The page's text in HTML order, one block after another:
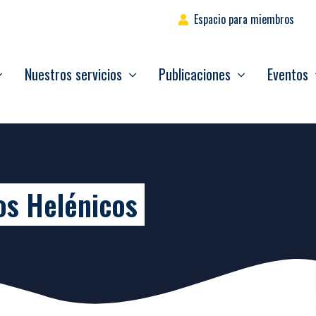
Espacio para miembros
Nuestros servicios Publicaciones Eventos
Helénicos